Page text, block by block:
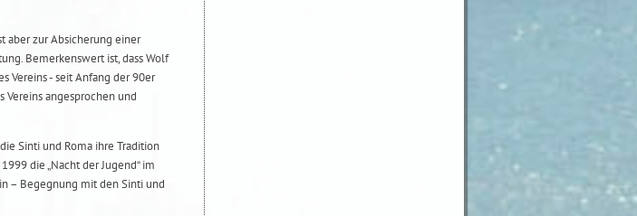
aber zur Absicherung einer
Bemerkenswert ist, dass Wolf
Vereins - seit Anfang der 90er
angesprochen und
Sinti und Roma ihre Tradition
die „Nacht der Jugend“ im
– Begegnung mit den Sinti und